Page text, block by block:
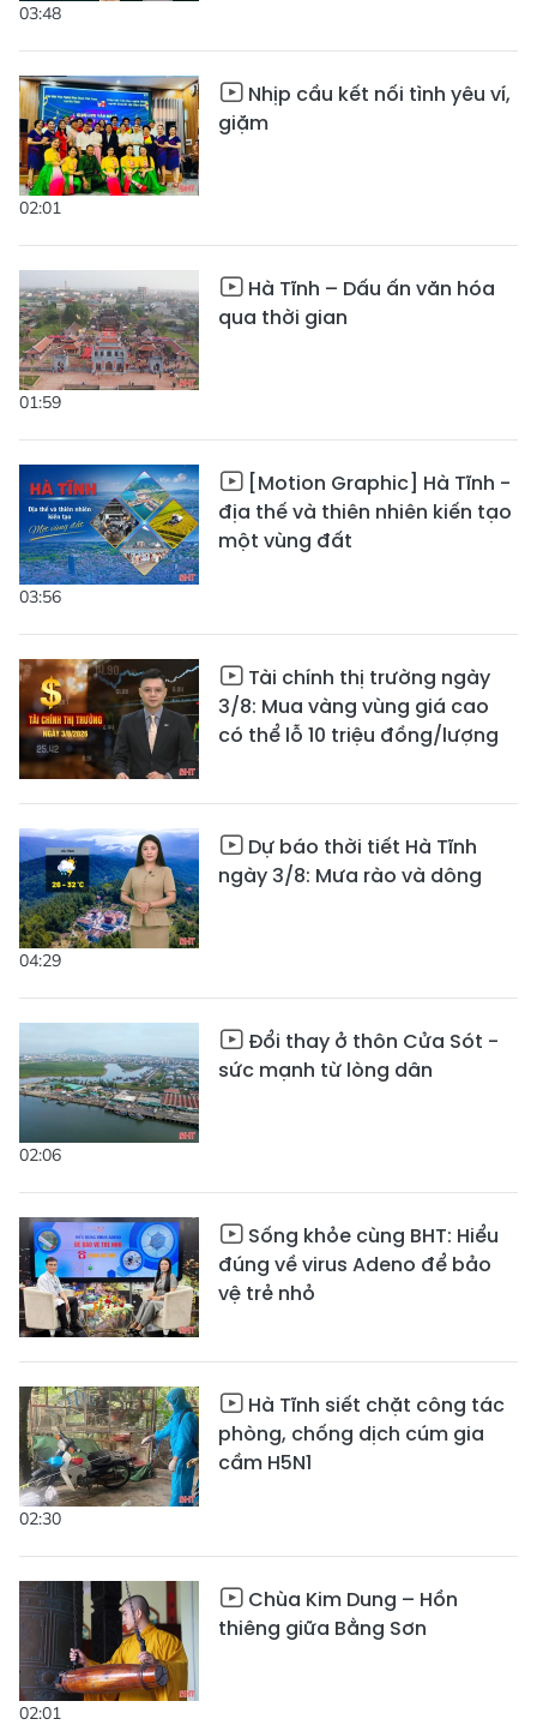
03:48
02:01
Nhịp cầu kết nối tình yêu ví,
giặm
01:59
Hà Tĩnh – Dấu ấn văn hóa
qua thời gian
03:56
[Motion Graphic] Hà Tĩnh -
địa thế và thiên nhiên kiến tạo
một vùng đất
Tài chính thị trường ngày
3/8: Mua vàng vùng giá cao
có thể lỗ 10 triệu đồng/lượng
04:29
Dự báo thời tiết Hà Tĩnh
ngày 3/8: Mưa rào và dông
02:06
Đổi thay ở thôn Cửa Sót -
sức mạnh từ lòng dân
Sống khỏe cùng BHT: Hiểu
đúng về virus Adeno để bảo
vệ trẻ nhỏ
02:30
Hà Tĩnh siết chặt công tác
phòng, chống dịch cúm gia
cầm H5N1
02:01
Chùa Kim Dung – Hồn
thiêng giữa Bằng Sơn